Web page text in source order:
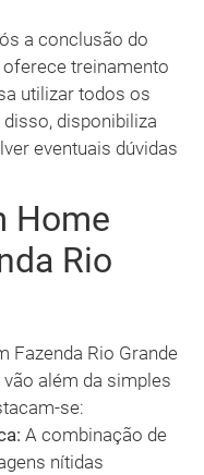
a conclusão do
oferece treinamento
utilizar todos os
disponibiliza
eventuais dúvidas
Home
Rio
Fazenda Rio Grande
além da simples
se:
A combinação de
nítidas